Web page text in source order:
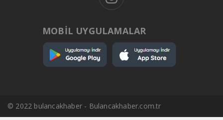
MOBİL UYGULAMALAR
© 2022 bulancakhaber - Bulancakhaber.com.tr